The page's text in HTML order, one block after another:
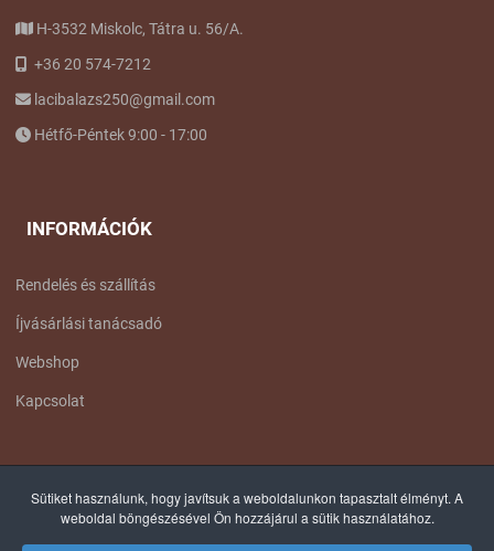
Sütiket használunk, hogy javítsuk a weboldalunkon tapasztalt élményt. A
weboldal böngészésével Ön hozzájárul a sütik használatához.
H-3532 Miskolc, Tátra u. 56/A.
+36 20 574-7212
lacibalazs250@gmail.com
Hétfő-Péntek 9:00 - 17:00
INFORMÁCIÓK
Rendelés és szállítás
Íjvásárlási tanácsadó
Webshop
Kapcsolat